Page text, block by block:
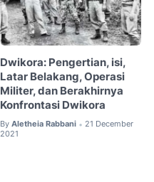
Dwikora: Pengertian, isi,
Latar Belakang, Operasi
Militer, dan Berakhirnya
Konfrontasi Dwikora
By Aletheia Rabbani • 21 December
2021